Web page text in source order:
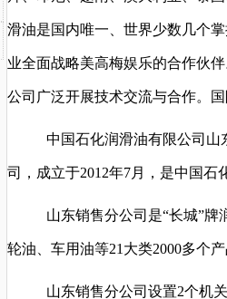
滑油是国内唯一、世界少数几个
业全面战略美高梅娱乐的合作伙
公司广泛开展技术交流与合作。
中国石化润滑油有限公司
司，成立于2012年7月，是中国
山东销售分公司是“长城”
轮油、车用油等21大类2000多个
山东销售分公司设置2个机